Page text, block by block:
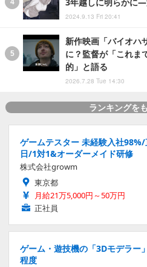
2024.9.13 Fri 20:41
新作映画「バイオハ
に？監督が「これま
的」と語る
2026.7.28 Tue 14:30
ランキングを
ゲームテスター 未経験入社
日/1対1&オーダーメイド研修
株式会社growm
東京都
月給21万5,000円～50万円
正社員
ゲーム・遊技機の「3Dモデラ
程度